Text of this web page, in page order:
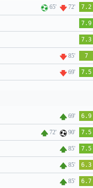
65' 72' 7.2
7.9
7.3
85' 7
69' 7.5
69' 6.9
72' 90' 7.5
85' 7.5
85' 6.3
85' 6.7